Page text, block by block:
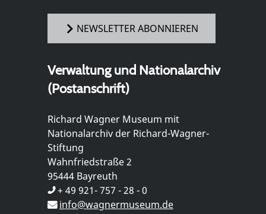
NEWSLETTER ABONNIEREN
Verwaltung und Nationalarchiv
(Postanschrift)
Richard Wagner Museum mit
Nationalarchiv der Richard-Wagner-
Stiftung
Wahnfriedstraße 2
95444 Bayreuth
+ 49 921- 757 - 28 - 0
info@wagnermuseum.de